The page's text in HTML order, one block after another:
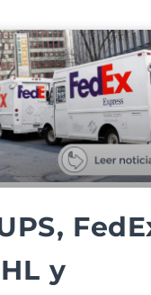
y